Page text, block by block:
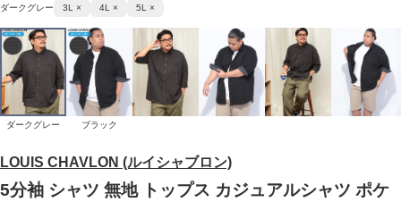
LOUIS CHAVLON (ルイシャブロン)
5分袖 シャツ 無地 トップス カジュアルシャツ ポケ
ダークグレー
3L × 4L × 5L ×
ダークグレー ブラック